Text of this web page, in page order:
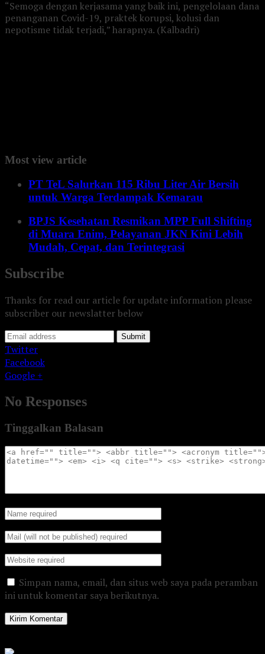
“Semoga dengan kerjasama yang baik ini, pengelolaan dana
penanganan Covid-19, praktek korupsi, kolusi dan
nepotisme tidak terjadi,” harapnya. (Kalbadri)
Most view article
PT TeL Salurkan 115 Ribu Liter Air Bersih
untuk Warga Terdampak Kemarau
BPJS Kesehatan Resmikan MPP Full Shifting
di Muara Enim, Pelayanan JKN Kini Lebih
Mudah, Cepat, dan Terintegrasi
Subscribe
Thanks for read our article for update information please
subscriber our newslatter below
Submit
Twitter
Facebook
Google +
No Responses
Tinggalkan Balasan
Simpan nama, email, dan situs web saya pada peramban
ini untuk komentar saya berikutnya.